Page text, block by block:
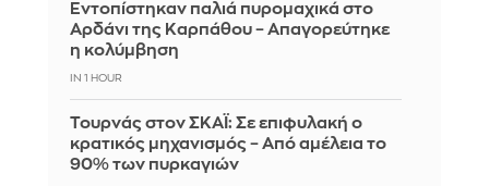
Εντοπίστηκαν παλιά πυρομαχικά στο
Αρδάνι της Καρπάθου – Απαγορεύτηκε
η κολύμβηση
IN 1 HOUR
Τουρνάς στον ΣΚΑΪ: Σε επιφυλακή ο
κρατικός μηχανισμός – Από αμέλεια το
90% των πυρκαγιών